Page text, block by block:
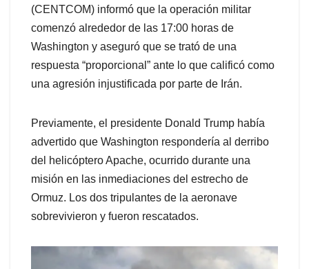
(CENTCOM) informó que la operación militar
comenzó alrededor de las 17:00 horas de
Washington y aseguró que se trató de una
respuesta “proporcional” ante lo que calificó como
una agresión injustificada por parte de Irán.
Previamente, el presidente Donald Trump había
advertido que Washington respondería al derribo
del helicóptero Apache, ocurrido durante una
misión en las inmediaciones del estrecho de
Ormuz. Los dos tripulantes de la aeronave
sobrevivieron y fueron rescatados.